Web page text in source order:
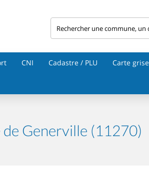
CNI Cadastre / PLU Carte grise
Generville (11270)